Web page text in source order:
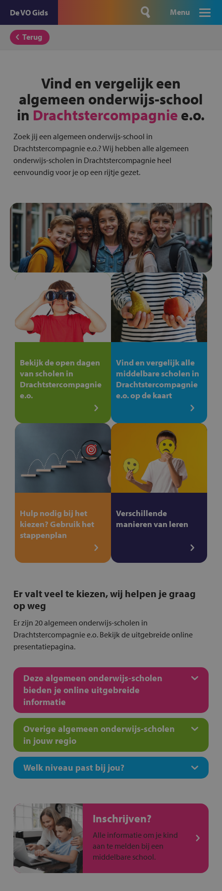
De VO Gids Menu
Terug
Vind en vergelijk een
algemeen onderwijs-school
in Drachtstercompagnie e.o.
Zoek jij een algemeen onderwijs-school in
Drachtstercompagnie e.o.? Wij hebben alle algemeen
onderwijs-scholen in Drachtstercompagnie heel
eenvoundig voor je op een rijtje gezet.
Bekijk de open dagen
van scholen in
Drachtstercompagnie
e.o.
Vind en vergelijk alle
middelbare scholen in
Drachtstercompagnie
e.o. op de kaart
Hulp nodig bij het
kiezen? Gebruik het
stappenplan
Verschillende
manieren van leren
Er valt veel te kiezen, wij helpen je graag
op weg
Er zijn 20 algemeen onderwijs-scholen in
Drachtstercompagnie e.o. Bekijk de uitgebreide online
presentatiepagina.
Deze algemeen onderwijs-scholen
bieden je online uitgebreide
informatie
Overige algemeen onderwijs-scholen
in jouw regio
Welk niveau past bij jou?
Inschrijven?
Alle informatie om je kind
aan te melden bij een
middelbare school.